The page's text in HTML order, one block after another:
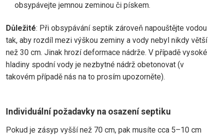
obsypávejte jemnou zeminou či pískem.
Důležité: Při obsypávání septik zároveň napouštějte vodou
tak, aby rozdíl mezi výškou zeminy a vody nebyl nikdy větší
než 30 cm. Jinak hrozí deformace nádrže. V případě vysoké
hladiny spodní vody je nezbytné nádrž obetonovat (v
takovém případě nás na to prosím upozorněte).
Individuální požadavky na osazení septiku
Pokud je zásyp vyšší než 70 cm, pak musíte cca 5–10 cm